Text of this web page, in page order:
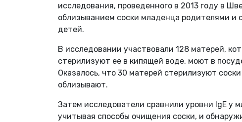
исследования, проведенного в 2013 году в
облизыванием соски младенца родителями и
детей.
В исследовании участвовали 128 матерей,
стерилизуют ее в кипящей воде, моют в
Оказалось, что 30 матерей стерилизуют
облизывают.
Затем исследователи сравнили уровни IgE у
учитывая способы очищения соски, и